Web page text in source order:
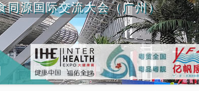
同源国际交流大会（广州）